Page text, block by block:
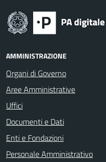
AMMINISTRAZIONE
Organi di Governo
Aree Amministrative
Uffici
Documenti e Dati
Enti e Fondazioni
Personale Amministrativo